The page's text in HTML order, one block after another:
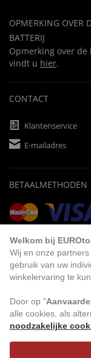
OPMERKING OVER
BATTERIJ
Opmerking over de
vindt u hier.
CONTACT
Klantenservice
E-mailadres
BETAALMETHODEN
BEZOEK ONS
Welkom bij
Wij en onze
gebruik van uw
winkelervaring te
Door op "
alle cookies, als
noodzakelijke